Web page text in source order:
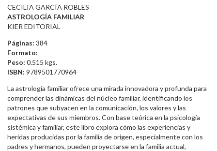
CECILIA GARCÍA ROBLES
ASTROLOGÍA FAMILIAR
KIER EDITORIAL
Páginas: 384
Formato:
Peso: 0.515 kgs.
ISBN: 9789501770964
La astrología familiar ofrece una mirada innovadora y profunda para
comprender las dinámicas del núcleo familiar, identificando los
patrones que subyacen en la comunicación, los valores y las
expectativas de sus miembros. Con base teórica en la psicología
sistémica y familiar, este libro explora cómo las experiencias y
heridas producidas por la familia de origen, especialmente con los
padres y hermanos, pueden proyectarse en la familia actual,